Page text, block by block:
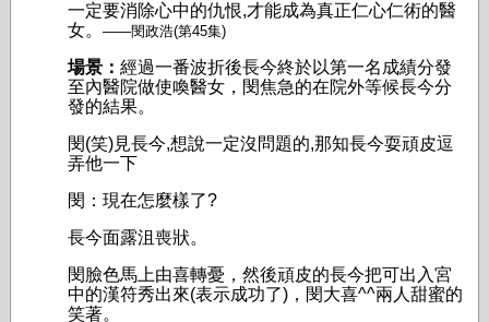
一定要消除心中的仇恨,才能成為真正仁心仁術的醫
女。 ——閔政浩(第45集)
場景： 經過一番波折後長今終於以第一名成績分發
至內醫院做使喚醫女，閔焦急的在院外等候長今分
發的結果。
閔(笑)見長今,想說一定沒問題的,那知長今耍頑皮逗
弄他一下
閔：現在怎麼樣了?
長今面露沮喪狀。
閔臉色馬上由喜轉憂，然後頑皮的長今把可出入宮
中的漢符秀出來(表示成功了)，閔大喜^^兩人甜蜜的
笑著。